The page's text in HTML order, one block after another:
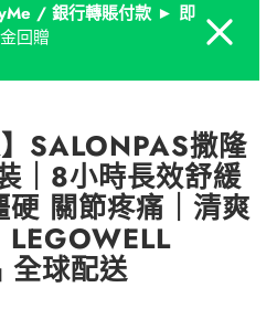
/ 銀行轉賬付款 ► 即
回贈
Dismiss
】SALONPAS撒隆
｜8小時長效舒緩
關節疼痛｜清爽
LEGOWELL
全球配送